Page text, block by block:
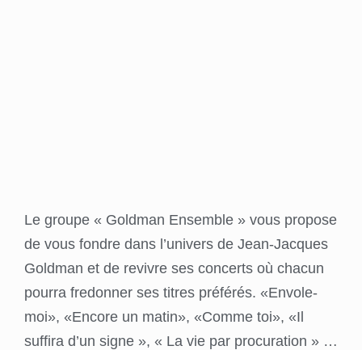
Le groupe « Goldman Ensemble » vous propose
de vous fondre dans l’univers de Jean-Jacques
Goldman et de revivre ses concerts où chacun
pourra fredonner ses titres préférés. «Envole-
moi», «Encore un matin», «Comme toi», «Il
suffira d’un signe », « La vie par procuration » …